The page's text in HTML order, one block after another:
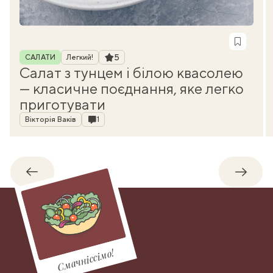
Рубрика
САЛАТИ Легкий! Рейтинг
5
Салат з тунцем і білою квасолею
— класичне поєднання, яке легко
приготувати
Автор
Вікторія Ваків Коментарі
1
Назад
Смачніссімо!